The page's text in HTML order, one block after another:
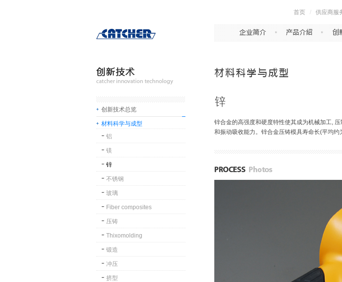
创新技术总览
材料科学与成型
铝
镁
锌
不锈钢
玻璃
Fiber composites
压铸
Thixomolding
锻造
冲压
挤型
锌合金的高强度和硬度特性使其成为机械加工,
和振动吸收能力。锌合金压铸模具寿命长(平均
首页 / 供应商服